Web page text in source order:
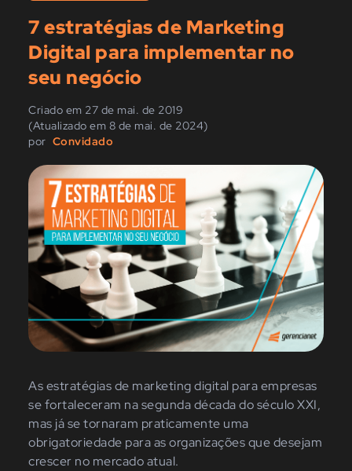
7 estratégias de Marketing
Digital para implementar no
seu negócio
Criado em 27 de mai. de 2019
(Atualizado em 8 de mai. de 2024)
por Convidado
As estratégias de marketing digital para empresas
se fortaleceram na segunda década do século XXI,
mas já se tornaram praticamente uma
obrigatoriedade para as organizações que desejam
crescer no mercado atual.